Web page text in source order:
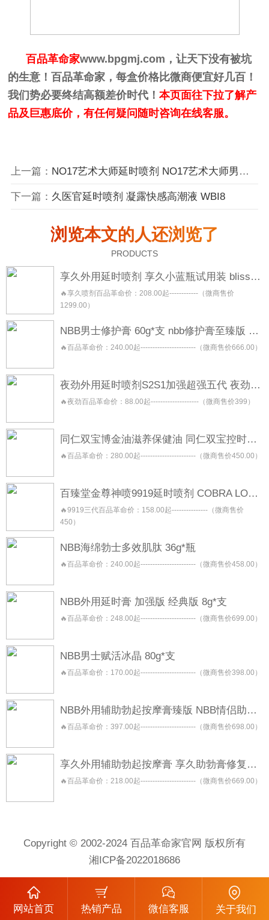
百品革命家www.bpgmj.com ，让天下没有被坑
的生意！百品革命家，每盒价格比微商便宜好几百！
我们势必要终结高额差价时代！本页面往下拉了解产
品及巨惠底价，有任何疑问随时咨询在线客服。
上一篇： NO17艺术大师延时喷剂 NO17艺术大师男士精油
下一篇： 久医官延时喷剂 凝露快感高潮液 WBI8
浏览本文的人还浏览了
PRODUCTS
享久外用延时喷剂 享久小蓝瓶试用装 blisswater 享久五代三代加强三代二代加强二代一代
🔥享久喷剂百品革命价：208.00起------------（微商售价
1299.00）
NBB男士修护膏 60g*支 nbb修护膏至臻版 金盖版
🔥百品革命价：240.00起-----------------------（微商售价666.00）
夜劲外用延时喷剂S2S1加强超强五代 夜劲喷雾 night king
🔥夜劲百品革命价：88.00起--------------------（微商售价399）
同仁双宝博金油滋养保健油 同仁双宝控时保健喷剂 同仁双宝修复按摩保健膏 同仁双宝焕能保健凝露
🔥百品革命价：280.00起-----------------------（微商售价450.00）
百臻堂金尊神喷9919延时喷剂 COBRA LONGLAST 三代二代青春版
🔥9919三代百品革命价：158.00起---------------（微商售价
450）
NBB海绵勃士多效肌肽 36g*瓶
🔥百品革命价：240.00起-----------------------（微商售价458.00）
NBB外用延时膏 加强版 经典版 8g*支
🔥百品革命价：248.00起-----------------------（微商售价699.00）
NBB男士赋活冰晶 80g*支
🔥百品革命价：170.00起-----------------------（微商售价398.00）
NBB外用辅助勃起按摩膏臻版 NBB情侣助勃按摩膏 NBB助勃膏
🔥百品革命价：397.00起-----------------------（微商售价698.00）
享久外用辅助勃起按摩膏 享久助勃膏修复型 享久助勃膏养护型
🔥百品革命价：218.00起-----------------------（微商售价669.00）
Copyright © 2002-2024 百品革命家官网 版权所有
湘ICP备2022018686
网站首页 热销产品 微信客服 关于我们